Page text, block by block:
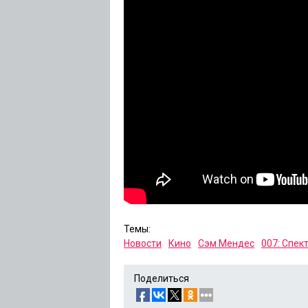
Темы:
Новости
Кино Сэм Мендес 007:
Поделиться